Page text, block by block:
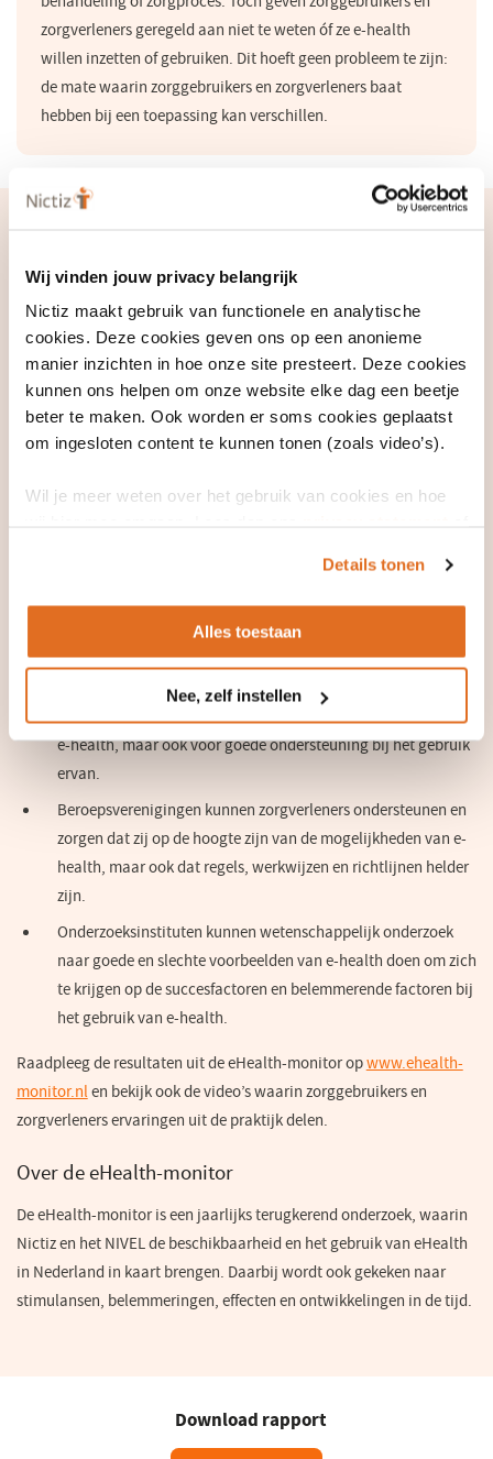
Wij vinden jouw privacy belangrijk
Nictiz maakt gebruik van functionele en analytische
cookies. Deze cookies geven ons op een anonieme
manier inzichten in hoe onze site presteert. Deze cookies
kunnen ons helpen om onze website elke dag een beetje
beter te maken. Ook worden er soms cookies geplaatst
om ingesloten content te kunnen tonen (zoals video’s).
Wil je meer weten over het gebruik van cookies en hoe
Details tonen
Alles toestaan
Nee, zelf instellen
zorgverleners geregeld aan niet te weten óf ze e-health
willen inzetten of gebruiken. Dit hoeft geen probleem te zijn:
de mate waarin zorggebruikers en zorgverleners baat
hebben bij een toepassing kan verschillen.
Om doelmatig gebruik van e-health te stimuleren, doen Nictiz en
het NIVEL een aantal aanbevelingen.
​​Zorgaanbieders kunnen helpen nut en noodzaak te
verhelderen voor patiënten, zodat duidelijk is waarom e-
health wordt ingezet, voor wie, met wie en op welk moment
(formuleer visie en maak keuzes).
het verbeteren van digitale gegevensuitwisseling en dubbele
met e-health en het onderdeel van de geboden opleiding
Software-ontwikkelaars en zorgaanbieders kunnen zorgen
dat eindgebruikers betrokken worden bij de ontwikkeling van
e-health, maar ook voor goede ondersteuning bij het gebruik
ervan.
Beroepsverenigingen kunnen zorgverleners ondersteunen en
zorgen dat zij op de hoogte zijn van de mogelijkheden van e-
health, maar ook dat regels, werkwijzen en richtlijnen helder
zijn.
Onderzoeksinstituten kunnen wetenschappelijk onderzoek
naar goede en slechte voorbeelden van e-health doen om zich
te krijgen op de succesfactoren en belemmerende factoren bij
het gebruik van e-health.
Raadpleeg de resultaten uit de eHealth-monitor opwww.ehealth-
monitor.nl(opent
in
nieuw
venster)
en bekijk ook de video’s waarin zorggebruikers en
zorgverleners ervaringen uit de praktijk delen.
Over de eHealth-monitor
De eHealth-monitor is een jaarlijks terugkerend onderzoek, waarin
Nictiz en het NIVEL de beschikbaarheid en het gebruik van eHealth
in Nederland in kaart brengen. Daarbij wordt ook gekeken naar
stimulansen, belemmeringen, effecten en ontwikkelingen in de​ tijd. ​​
Download rapport